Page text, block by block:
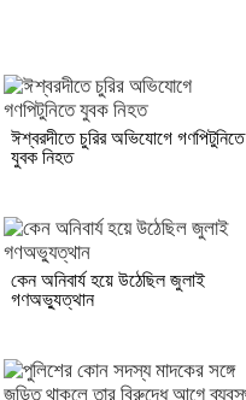
ঈশ্বরদীতে চুরির অভিযোগে গণপিটুনিতে
যুবক নিহত
কেন অনিবার্য হয়ে উঠেছিল জুলাই
গণঅভ্যুত্থান